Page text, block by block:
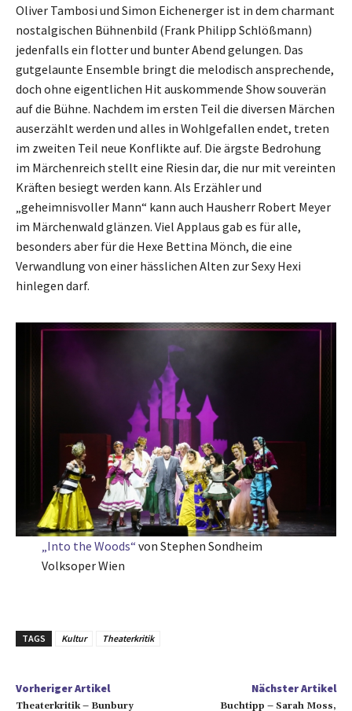
Oliver Tambosi und Simon Eichenerger ist in dem charmant
nostalgischen Bühnenbild (Frank Philipp Schlößmann)
jedenfalls ein flotter und bunter Abend gelungen. Das
gutgelaunte Ensemble bringt die melodisch ansprechende,
doch ohne eigentlichen Hit auskommende Show souverän
auf die Bühne. Nachdem im ersten Teil die diversen Märchen
auserzählt werden und alles in Wohlgefallen endet, treten
im zweiten Teil neue Konflikte auf. Die ärgste Bedrohung
im Märchenreich stellt eine Riesin dar, die nur mit vereinten
Kräften besiegt werden kann. Als Erzähler und
„geheimnisvoller Mann“ kann auch Hausherr Robert Meyer
im Märchenwald glänzen. Viel Applaus gab es für alle,
besonders aber für die Hexe Bettina Mönch, die eine
Verwandlung von einer hässlichen Alten zur Sexy Hexi
hinlegen darf.
„Into the Woods“ von Stephen Sondheim
Volksoper Wien
TAGS Kultur Theaterkritik
Vorheriger Artikel
Theaterkritik – Bunbury
Nächster Artikel
Buchtipp – Sarah Moss,